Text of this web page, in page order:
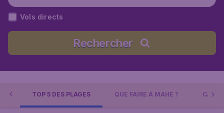
elles), Seychelles
Vols directs
Rechercher
TOP 5 DES PLAGES QUE FAIRE À MAHÉ ?